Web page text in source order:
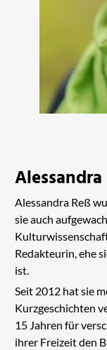
Alessandra
Alessandra Reß
sie auch
Redakteurin, ehe
ist.
Seit 2012 hat sie
Kurzgeschichten
15 Jahren für
ihrer Freizeit den